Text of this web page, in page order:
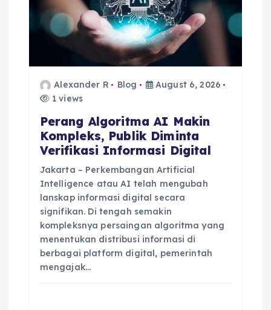
Alexander R Blog
August 6, 2026
1 views
Perang Algoritma AI Makin
Kompleks, Publik Diminta
Verifikasi Informasi Digital
Jakarta – Perkembangan Artificial
Intelligence atau AI telah mengubah
lanskap informasi digital secara
signifikan. Di tengah semakin
kompleksnya persaingan algoritma yang
menentukan distribusi informasi di
berbagai platform digital, pemerintah
mengajak…